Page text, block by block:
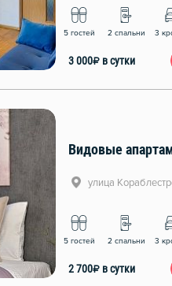
5 гостей 2 спальни 3
3 000₽ в сутки
Видовые
улица
5 гостей 2 спальни 3
2 700₽ в сутки